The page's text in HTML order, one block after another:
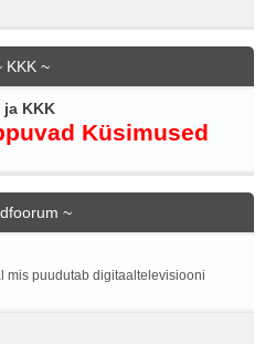
KKK ~
KKK
Küsimused
~
mis puudutab digitaaltelevisiooni